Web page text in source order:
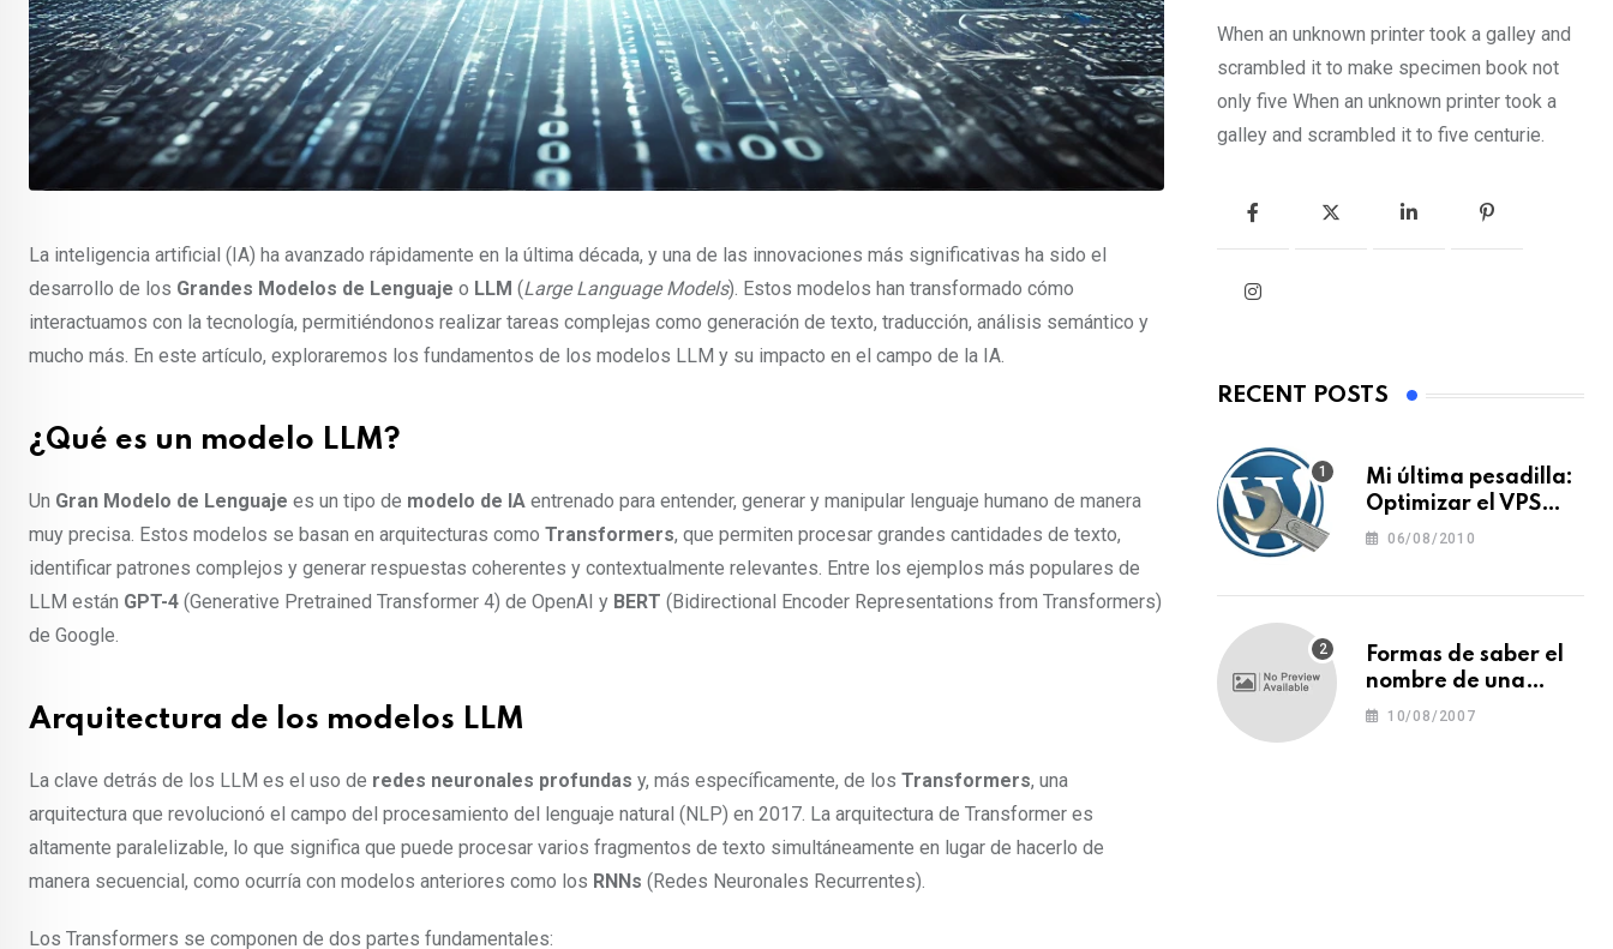
La inteligencia artificial (IA) ha avanzado rápidamente en la última década, y una de las innovaciones más significativas ha sido el
desarrollo de los Grandes Modelos de Lenguaje o LLM (Large Language Models). Estos modelos han transformado cómo
interactuamos con la tecnología, permitiéndonos realizar tareas complejas como generación de texto, traducción, análisis semántico y
mucho más. En este artículo, exploraremos los fundamentos de los modelos LLM y su impacto en el campo de la IA.
¿Qué es un modelo LLM?
Un Gran Modelo de Lenguaje es un tipo de modelo de IA entrenado para entender, generar y manipular lenguaje humano de manera
muy precisa. Estos modelos se basan en arquitecturas como Transformers, que permiten procesar grandes cantidades de texto,
identificar patrones complejos y generar respuestas coherentes y contextualmente relevantes. Entre los ejemplos más populares de
LLM están GPT-4 (Generative Pretrained Transformer 4) de OpenAI y BERT (Bidirectional Encoder Representations from Transformers)
de Google.
Arquitectura de los modelos LLM
La clave detrás de los LLM es el uso de redes neuronales profundas y, más específicamente, de los Transformers, una
arquitectura que revolucionó el campo del procesamiento del lenguaje natural (NLP) en 2017. La arquitectura de Transformer es
altamente paralelizable, lo que significa que puede procesar varios fragmentos de texto simultáneamente en lugar de hacerlo de
manera secuencial, como ocurría con modelos anteriores como los RNNs (Redes Neuronales Recurrentes).
Los Transformers se componen de dos partes fundamentales:
When an unknown printer took a galley and
scrambled it to make specimen book not
only five When an unknown printer took a
galley and scrambled it to five centurie.
RECENT POSTS
Mi última pesadilla:
Optimizar el VPS
para WordPress
06/08/2010
Formas de saber el
nombre de una
tipografía (o una
10/08/2007